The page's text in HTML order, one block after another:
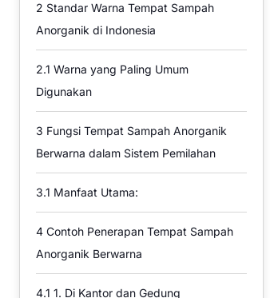
2 Standar Warna Tempat Sampah
Anorganik di Indonesia
2.1 Warna yang Paling Umum
Digunakan
3 Fungsi Tempat Sampah Anorganik
Berwarna dalam Sistem Pemilahan
3.1 Manfaat Utama:
4 Contoh Penerapan Tempat Sampah
Anorganik Berwarna
4.1 1. Di Kantor dan Gedung